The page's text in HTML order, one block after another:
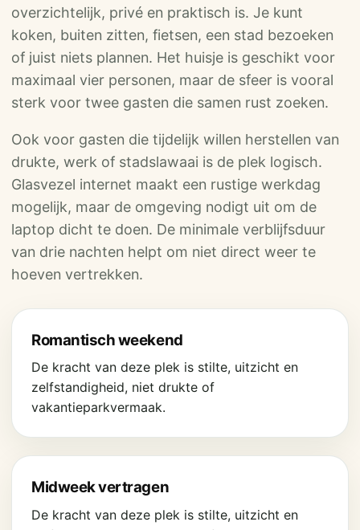
overzichtelijk, privé en praktisch is. Je kunt
koken, buiten zitten, fietsen, een stad bezoeken
of juist niets plannen. Het huisje is geschikt voor
maximaal vier personen, maar de sfeer is vooral
sterk voor twee gasten die samen rust zoeken.
Ook voor gasten die tijdelijk willen herstellen van
drukte, werk of stadslawaai is de plek logisch.
Glasvezel internet maakt een rustige werkdag
mogelijk, maar de omgeving nodigt uit om de
laptop dicht te doen. De minimale verblijfsduur
van drie nachten helpt om niet direct weer te
hoeven vertrekken.
Romantisch weekend
De kracht van deze plek is stilte, uitzicht en
zelfstandigheid, niet drukte of
vakantieparkvermaak.
Midweek vertragen
De kracht van deze plek is stilte, uitzicht en